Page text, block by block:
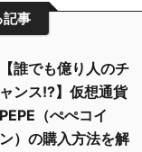
記事
【誰でも億り人のチ
ャンス!?】仮想通貨
PEPE（ぺぺコイ
ン）の購入方法を解